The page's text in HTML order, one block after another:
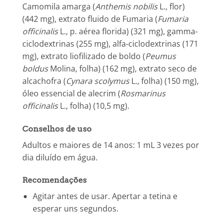
Camomila amarga (Anthemis nobilisL., flor)
(442 mg), extrato fluido de Fumaria (Fumaria
officinalisL., p. aérea florida) (321 mg), gamma-
ciclodextrinas (255 mg), alfa-ciclodextrinas (171
mg), extrato liofilizado de boldo (Peumus
boldusMolina, folha) (162 mg), extrato seco de
alcachofra (Cynara scolymusL., folha) (150 mg),
óleo essencial de alecrim (Rosmarinus
officinalisL., folha) (10,5 mg).
Conselhos de uso
Adultos e maiores de 14 anos: 1 mL 3 vezes por
dia diluído em água.
Recomendações
Agitar antes de usar. Apertar a tetina e
esperar uns segundos.